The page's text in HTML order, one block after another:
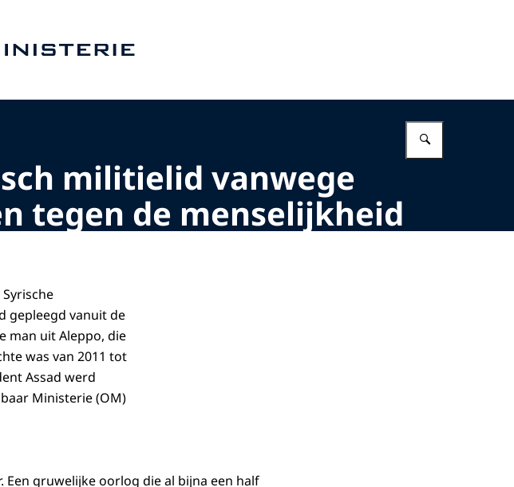
militielid vanwege
tegen de menselijkheid
gepleegd vanuit de
man uit Aleppo, die
was van 2011 tot
Assad werd
Ministerie (OM)
gruwelijke oorlog die al bijna een half